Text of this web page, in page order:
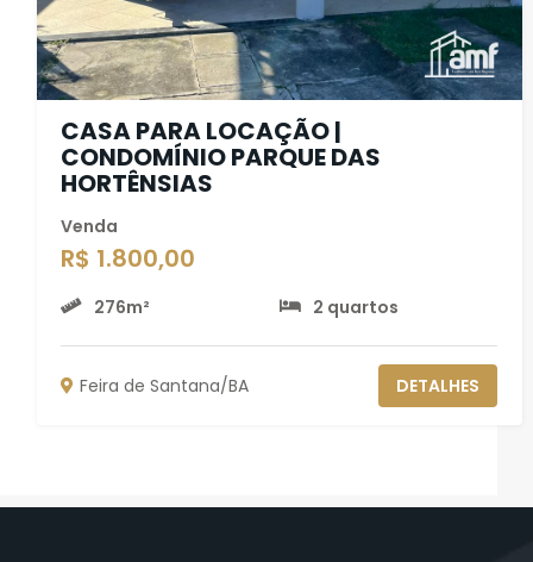
CASA PARA LOCAÇÃO |
CONDOMÍNIO PARQUE DAS
HORTÊNSIAS
Venda
R$ 1.800,00
276m² 2 quartos
Feira de Santana/BA DETALHES